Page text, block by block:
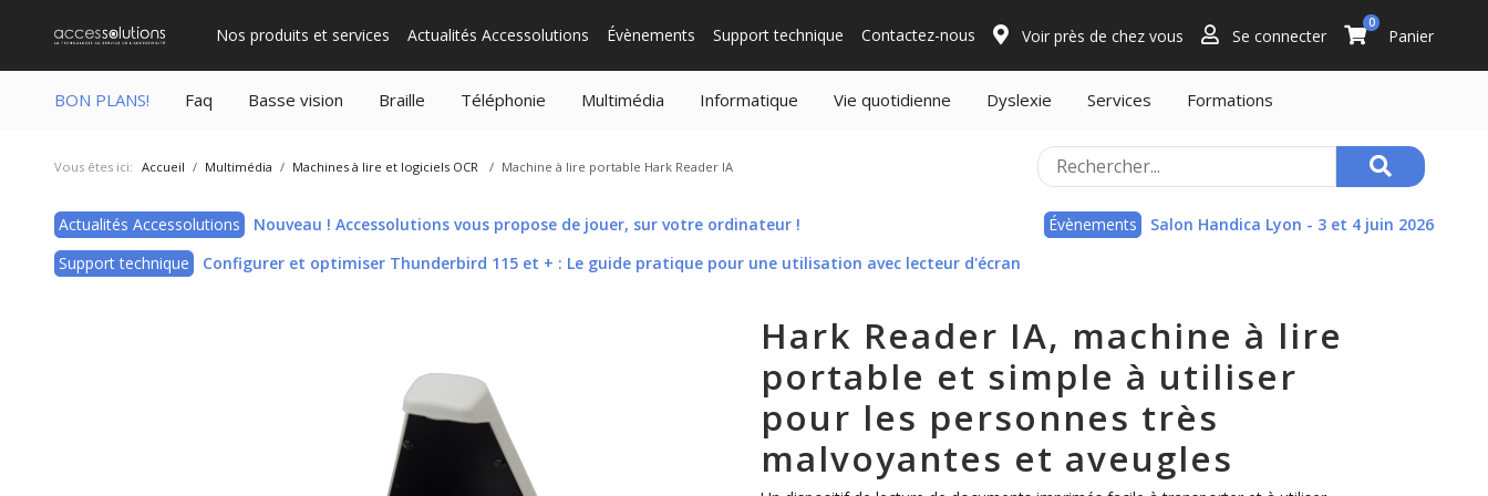
Nos produits et services
Actualités Accessolutions Évènements Support technique Contactez-nous Voir près de chez vous Se connecter
0
Panier
BON PLANS! Faq Basse vision Braille Téléphonie Multimédia Informatique Vie quotidienne Dyslexie Services Formations
Vous êtes ici: Accueil Multimédia Machines à lire et logiciels OCR Machine à lire portable Hark Reader IA
Actualités Accessolutions Nouveau ! Accessolutions vous propose de jouer, sur votre ordinateur ! Évènements
Salon Handica Lyon - 3 et 4 juin 2026
Support technique
Configurer et optimiser Thunderbird 115 et + : Le guide pratique pour une utilisation avec lecteur d'écran
Hark Reader IA, machine à lire
portable et simple à utiliser
pour les personnes très
malvoyantes et aveugles